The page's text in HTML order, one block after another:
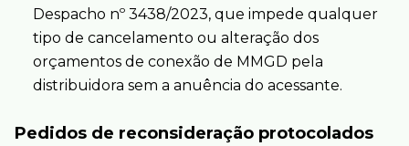
Despacho nº 3438/2023, que impede qualquer
tipo de cancelamento ou alteração dos
orçamentos de conexão de MMGD pela
distribuidora sem a anuência do acessante.
Pedidos de reconsideração protocolados